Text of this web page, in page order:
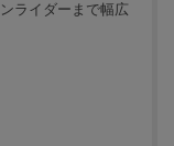
ライダーまで幅広